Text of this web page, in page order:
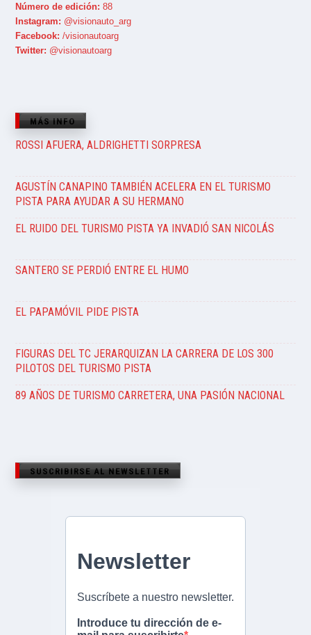
Número de edición: 88
Instagram: @visionauto_arg
Facebook: /visionautoarg
Twitter: @visionautoarg
MÁS INFO
ROSSI AFUERA, ALDRIGHETTI SORPRESA
AGUSTÍN CANAPINO TAMBIÉN ACELERA EN EL TURISMO
PISTA PARA AYUDAR A SU HERMANO
EL RUIDO DEL TURISMO PISTA YA INVADIÓ SAN NICOLÁS
SANTERO SE PERDIÓ ENTRE EL HUMO
EL PAPAMÓVIL PIDE PISTA
FIGURAS DEL TC JERARQUIZAN LA CARRERA DE LOS 300
PILOTOS DEL TURISMO PISTA
89 AÑOS DE TURISMO CARRETERA, UNA PASIÓN NACIONAL
SUSCRIBIRSE AL NEWSLETTER